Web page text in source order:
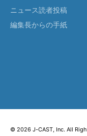
ニュース読者投稿
編集長からの手紙
© 2026 J-CAST, Inc. All